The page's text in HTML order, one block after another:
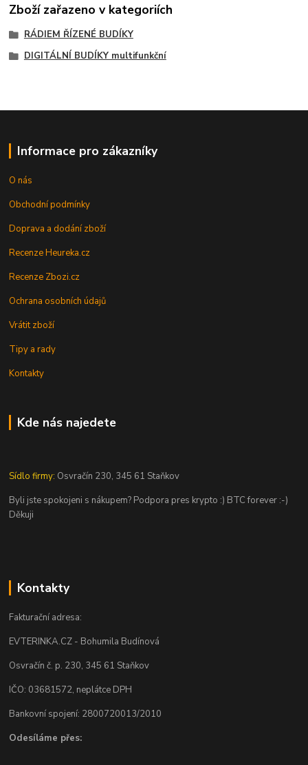
Zboží zařazeno v kategoriích
RÁDIEM ŘÍZENÉ BUDÍKY
DIGITÁLNÍ BUDÍKY multifunkční
Informace pro zákazníky
O nás
Obchodní podmínky
Doprava a dodání zboží
Recenze Heureka.cz
Recenze Zbozi.cz
Ochrana osobních údajů
Vrátit zboží
Tipy a rady
Kontakty
Kde nás najedete
Sídlo firmy: Osvračín 230, 345 61 Staňkov
Byli jste spokojeni s nákupem? Podpora pres krypto :) BTC forever :-)
Děkuji
Kontakty
Fakturační adresa:
EVTERINKA.CZ - Bohumila Budínová
Osvračín č. p. 230, 345 61 Staňkov
IČO: 03681572, neplátce DPH
Bankovní spojení: 2800720013/2010
Odesíláme přes: